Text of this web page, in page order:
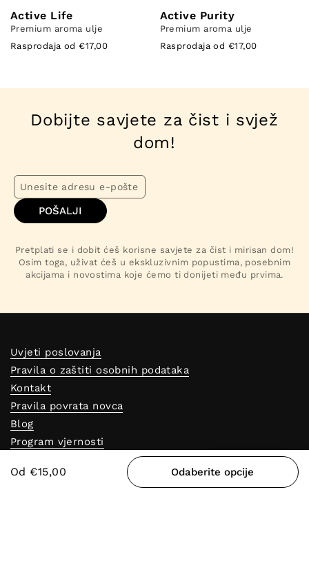
Active Life
Premium aroma ulje
Rasprodaja od €17,00
Active Purity
Premium aroma ulje
Rasprodaja od €17,00
Dobijte savjete za čist i svjež
dom!
POŠALJI
Pretplati se i dobit ćeš korisne savjete za čist i mirisan dom!
Osim toga, uživat ćeš u ekskluzivnim popustima, posebnim
akcijama i novostima koje ćemo ti donijeti među prvima.
Uvjeti poslovanja
Pravila o zaštiti osobnih podataka
Kontakt
Pravila povrata novca
Blog
Program vjernosti
Predajne
Od €15,00 Odaberite opcijeNagrade